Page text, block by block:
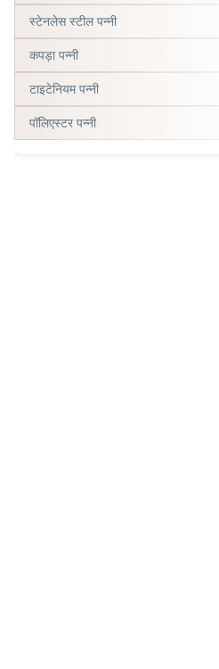
स्टेनलेस स्टील पन्नी
कपड़ा पन्नी
टाइटेनियम पन्नी
पॉलिएस्टर पन्नी